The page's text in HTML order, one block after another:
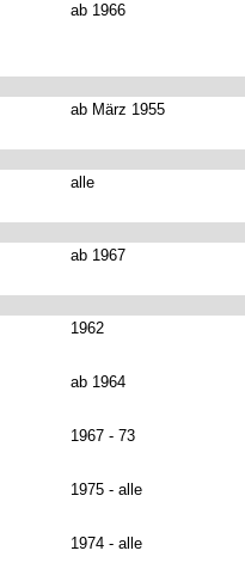
ab 1966
ab März 1955
alle
ab 1967
1962
ab 1964
1967 - 73
1975 - alle
1974 - alle